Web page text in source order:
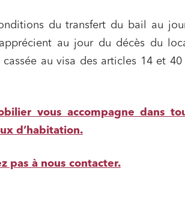
du transfert du bail au
au jour du décès du
cassée au visa des articles 14 et
vous accompagne dans
d’habitation.
pas à nous contacter.